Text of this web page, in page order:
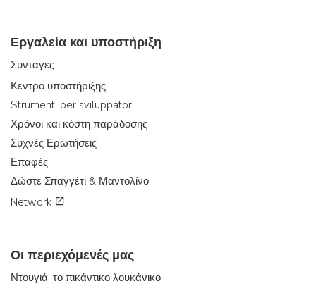
Εργαλεία και υποστήριξη
Συνταγές
Κέντρο υποστήριξης
Strumenti per sviluppatori
Χρόνοι και κόστη παράδοσης
Συχνές Ερωτήσεις
Επαφές
Δώστε Σπαγγέτι & Μαντολίνο
Network
Οι περιεχόμενές μας
Ντουγιά: το πικάντικο λουκάνικο